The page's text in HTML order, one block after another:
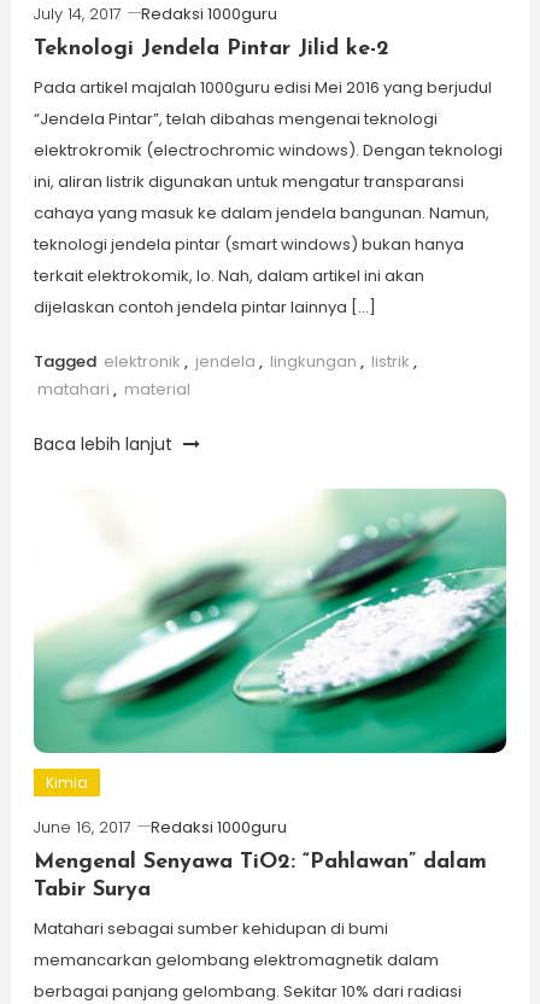
July 14, 2017
Redaksi 1000guru
Teknologi Jendela Pintar Jilid ke-2
Pada artikel majalah 1000guru edisi Mei 2016 yang berjudul
“Jendela Pintar”, telah dibahas mengenai teknologi
elektrokromik (electrochromic windows). Dengan teknologi
ini, aliran listrik digunakan untuk mengatur transparansi
cahaya yang masuk ke dalam jendela bangunan. Namun,
teknologi jendela pintar (smart windows) bukan hanya
terkait elektrokomik, lo. Nah, dalam artikel ini akan
dijelaskan contoh jendela pintar lainnya […]
Tagged elektronik , jendela , lingkungan , listrik ,
matahari , material
Baca lebih lanjut
Kimia
June 16, 2017
Redaksi 1000guru
Mengenal Senyawa TiO2: “Pahlawan” dalam
Tabir Surya
Matahari sebagai sumber kehidupan di bumi
memancarkan gelombang elektromagnetik dalam
berbagai panjang gelombang. Sekitar 10% dari radiasi